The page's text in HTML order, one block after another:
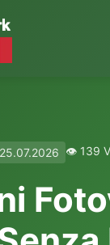
👁️ 139